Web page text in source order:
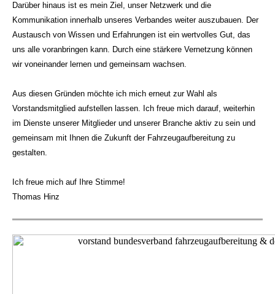
Darüber hinaus ist es mein Ziel, unser Netzwerk und die
Kommunikation innerhalb unseres Verbandes weiter auszubauen. Der
Austausch von Wissen und Erfahrungen ist ein wertvolles Gut, das
uns alle voranbringen kann. Durch eine stärkere Vernetzung können
wir voneinander lernen und gemeinsam wachsen.
Aus diesen Gründen möchte ich mich erneut zur Wahl als
Vorstandsmitglied aufstellen lassen. Ich freue mich darauf, weiterhin
im Dienste unserer Mitglieder und unserer Branche aktiv zu sein und
gemeinsam mit Ihnen die Zukunft der Fahrzeugaufbereitung zu
gestalten.
Ich freue mich auf Ihre Stimme!
Thomas Hinz